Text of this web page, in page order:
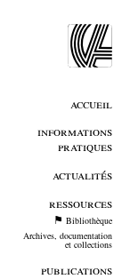
accueil
informations
pratiques
actualités
ressources
Bibliothèque
Archives, documentation
et collections
publications